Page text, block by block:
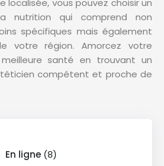
localisée, vous pouvez choisir un
nutrition qui comprend non
spécifiques mais également
votre région. Amorcez votre
santé en trouvant un
compétent et proche de
En ligne (8)